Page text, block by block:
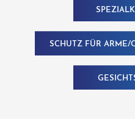
SCHUTZ FÜR ARME/